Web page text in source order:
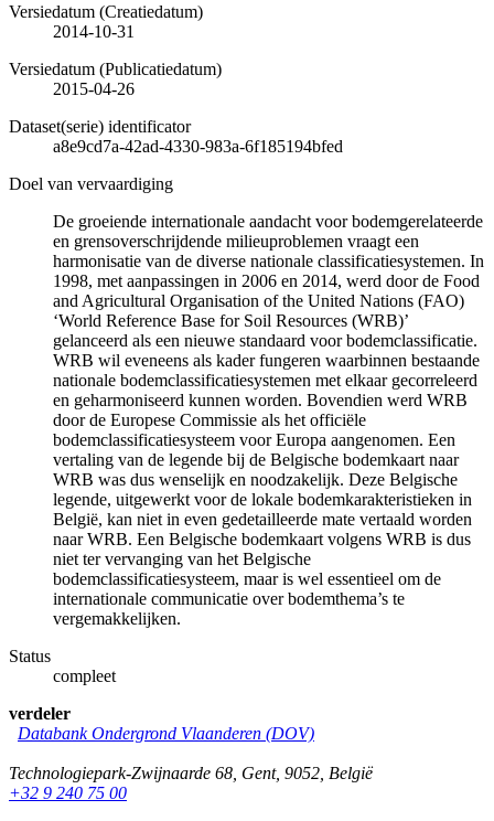
Versiedatum (Creatiedatum)
2014-10-31
Versiedatum (Publicatiedatum)
2015-04-26
Dataset(serie) identificator
a8e9cd7a-42ad-4330-983a-6f185194bfed
Doel van vervaardiging
De groeiende internationale aandacht voor bodemgerelateerde
en grensoverschrijdende milieuproblemen vraagt een
harmonisatie van de diverse nationale classificatiesystemen. In
1998, met aanpassingen in 2006 en 2014, werd door de Food
and Agricultural Organisation of the United Nations (FAO)
‘World Reference Base for Soil Resources (WRB)’
gelanceerd als een nieuwe standaard voor bodemclassificatie.
WRB wil eveneens als kader fungeren waarbinnen bestaande
nationale bodemclassificatiesystemen met elkaar gecorreleerd
en geharmoniseerd kunnen worden. Bovendien werd WRB
door de Europese Commissie als het officiële
bodemclassificatiesysteem voor Europa aangenomen. Een
vertaling van de legende bij de Belgische bodemkaart naar
WRB was dus wenselijk en noodzakelijk. Deze Belgische
legende, uitgewerkt voor de lokale bodemkarakteristieken in
België, kan niet in even gedetailleerde mate vertaald worden
naar WRB. Een Belgische bodemkaart volgens WRB is dus
niet ter vervanging van het Belgische
bodemclassificatiesysteem, maar is wel essentieel om de
internationale communicatie over bodemthema’s te
vergemakkelijken.
Status
compleet
verdeler
Databank Ondergrond Vlaanderen (DOV)
Technologiepark-Zwijnaarde 68 Gent, 9052 België
+32 9 240 75 00